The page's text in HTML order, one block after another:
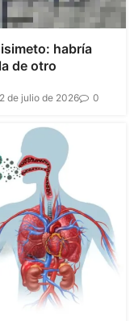
habría
de otro
de julio de 2026 0